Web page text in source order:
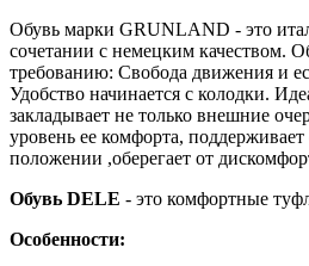
Обувь марки GRUNLAND - это
сочетании с немецким качеством.
требованию: Свобода движения и
Удобство начинается с колодки.
закладывает не только внешние
уровень ее комфорта,
положении ,оберегает от
Обувь DELE - это комфортные
Особенности: